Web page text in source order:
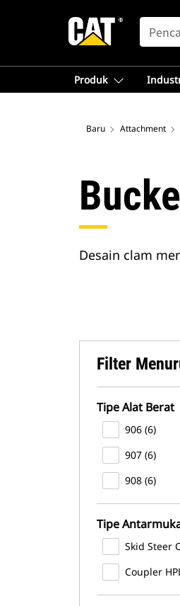
SEARCH
Produk
Baru Attachment
Desain clam
Filter
Tipe Alat Berat
906 (6)
907 (6)
908 (6)
Tipe
Skid Steer
Coupler